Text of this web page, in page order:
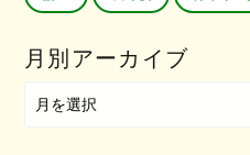
月別アーカイブ